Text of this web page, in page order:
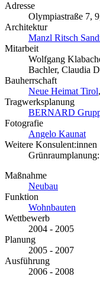
Adresse
Olympiastraße 7,
Architektur
Manzl Ritsch
Mitarbeit
Wolfgang
Bachler, Claudia
Bauherrschaft
Neue Heimat Tirol,
Tragwerksplanung
BERNARD
Fotografie
Angelo Kaunat
Weitere Konsulent:innen
Maßnahme
Neubau
Funktion
Wohnbauten
Wettbewerb
2004 - 2005
Planung
2005 - 2007
Ausführung
2006 - 2008